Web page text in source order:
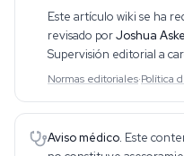
psicodélicos y
Este artículo wiki se ha
revisado porJoshua
Supervisión editorial a
Normas editoriales·Política
Aviso médico. Este